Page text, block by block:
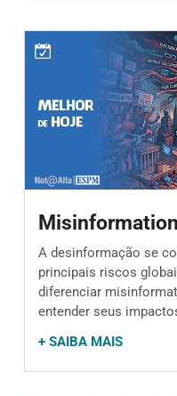
A desinformação se
principais riscos
diferenciar
entender seus
+ SAIBA MAIS